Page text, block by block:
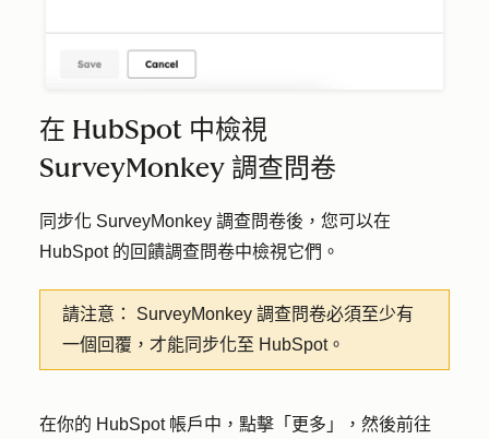
在 HubSpot 中檢視
SurveyMonkey 調查問卷
同步化 SurveyMonkey 調查問卷後，您可以在
HubSpot 的回饋調查問卷中檢視它們。
請注意： SurveyMonkey 調查問卷必須至少有
一個回覆，才能同步化至 HubSpot。
在你的 HubSpot 帳戶中，點擊 「更多」
，然後前往